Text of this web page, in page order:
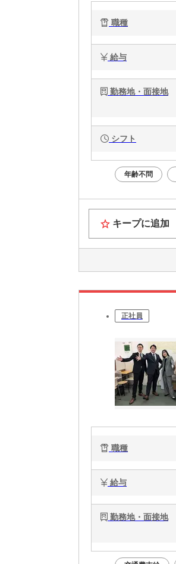
職種
給与
勤務地・面接地
シフト
年齢不問
キープに追加
正社員
職種
給与
勤務地・面接地